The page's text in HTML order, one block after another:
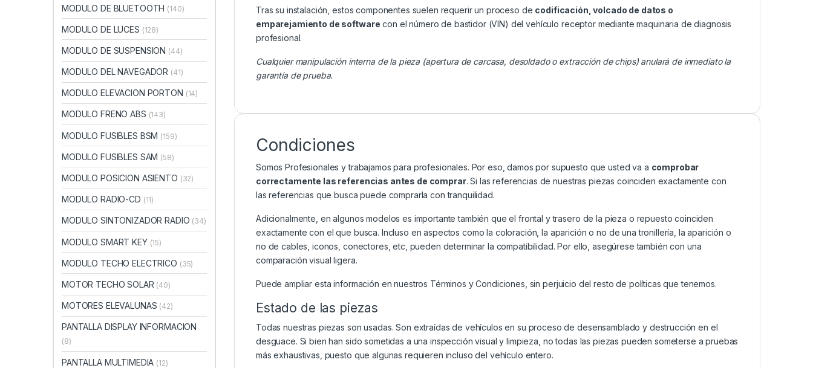
Tras su instalación, estos componentes suelen requerir un proceso de codificación, volcado de datos o
emparejamiento de software con el número de bastidor (VIN) del vehículo receptor mediante maquinaria de diagnosis
profesional.
Cualquier manipulación interna de la pieza (apertura de carcasa, desoldado o extracción de chips) anulará de inmediato la
garantía de prueba.
Condiciones
Somos Profesionales y trabajamos para profesionales. Por eso, damos por supuesto que usted va a comprobar
correctamente las referencias antes de comprar. Si las referencias de nuestras piezas coinciden exactamente con
las referencias que busca puede comprarla con tranquilidad.
Adicionalmente, en algunos modelos es importante también que el frontal y trasero de la pieza o repuesto coinciden
exactamente con el que busca. Incluso en aspectos como la coloración, la aparición o no de una tronillería, la aparición o
no de cables, iconos, conectores, etc, pueden determinar la compatibilidad. Por ello, asegúrese también con una
comparación visual ligera.
Puede ampliar esta información en nuestros Términos y Condiciones , sin perjuicio del resto de políticas que tenemos.
Estado de las piezas
Todas nuestras piezas son usadas. Son extraídas de vehículos en su proceso de desensamblado y destrucción en el
desguace. Si bien han sido sometidas a una inspección visual y limpieza, no todas las piezas pueden someterse a pruebas
más exhaustivas, puesto que algunas requieren incluso del vehículo entero.
MODULO DE BLUETOOTH (140)
MODULO DE LUCES (128)
MODULO DE SUSPENSION (44)
MODULO DEL NAVEGADOR (41)
MODULO ELEVACION PORTON (14)
MODULO FRENO ABS (143)
MODULO FUSIBLES BSM (159)
MODULO FUSIBLES SAM (58)
MODULO POSICION ASIENTO (32)
MODULO RADIO-CD (11)
MODULO SINTONIZADOR RADIO (34)
MODULO SMART KEY (15)
MODULO TECHO ELECTRICO (35)
MOTOR TECHO SOLAR (40)
MOTORES ELEVALUNAS (42)
PANTALLA DISPLAY INFORMACION
(8)
PANTALLA MULTIMEDIA (12)